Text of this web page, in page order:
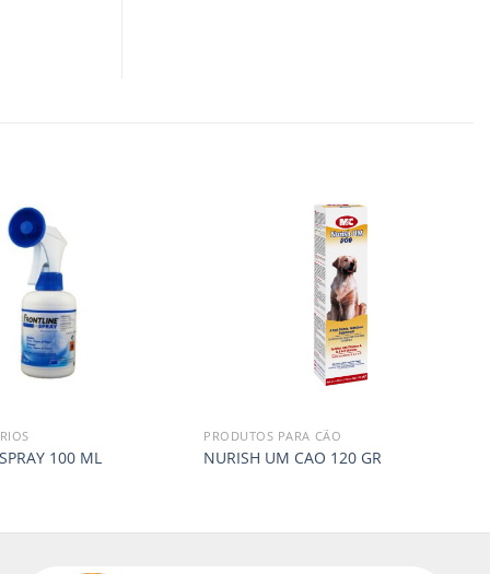
100 ML
PRODUTOS PARA CÃO
NURISH UM CAO 120 GR